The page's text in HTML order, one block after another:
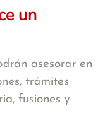
un
asesorar en
trámites
fusiones y